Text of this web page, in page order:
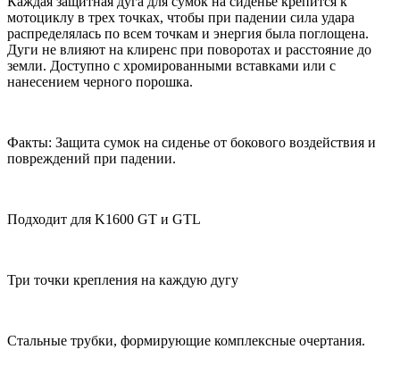
мотоциклу в трех точках, чтобы при падении сила удара
распределялась по всем точкам и энергия была поглощена.
Дуги не влияют на клиренс при поворотах и расстояние до
земли. Доступно с хромированными вставками или с
нанесением черного порошка.
Факты: Защита сумок на сиденье от бокового воздействия и
повреждений при падении.
Подходит для K1600 GT и GTL
Три точки крепления на каждую дугу
Стальные трубки, формирующие комплексные очертания.